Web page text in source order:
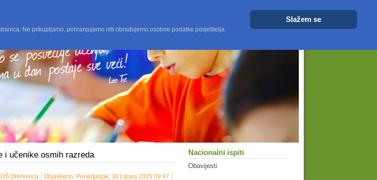
Resetiraj Manje
i učenike osmih razreda
Objavljeno: Ponedjeljak, 30 Lipanj 2025 09:47
Orehovica
Nacionalni ispiti
Obavijesti
Ne prikupljamo, pohranjujemo niti obrađujemo osobne podatke posjetitelja.
Slažem se